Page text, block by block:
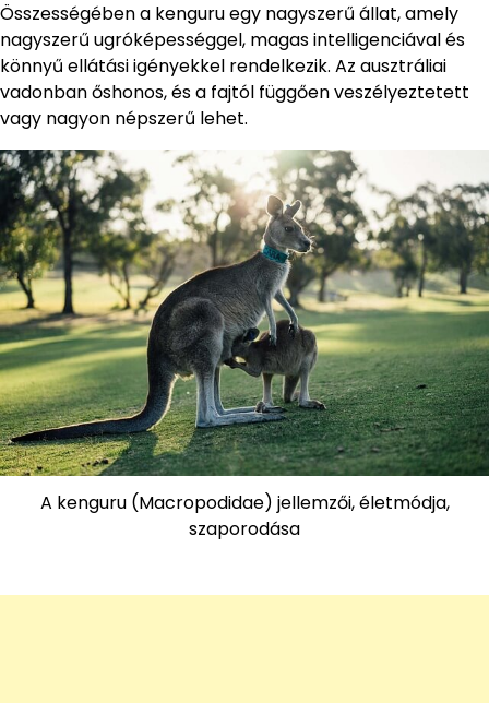
Összességében a kenguru egy nagyszerű állat, amely
nagyszerű ugróképességgel, magas intelligenciával és
könnyű ellátási igényekkel rendelkezik. Az ausztráliai
vadonban őshonos, és a fajtól függően veszélyeztetett
vagy nagyon népszerű lehet.
A kenguru (Macropodidae) jellemzői, életmódja,
szaporodása